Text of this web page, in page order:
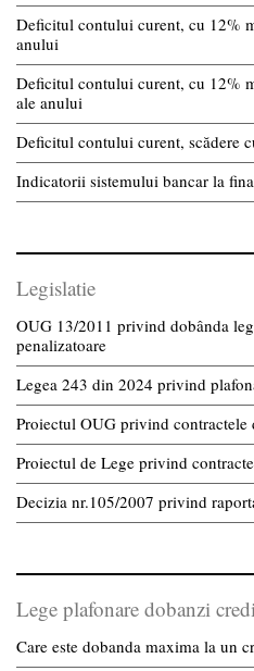
Deficitul contului curent, cu 12%
anului
Deficitul contului curent, cu 12%
ale anului
Deficitul contului curent, scădere
Indicatorii sistemului bancar la
Legislatie
OUG 13/2011 privind dobânda
penalizatoare
Legea 243 din 2024 privind
Proiectul OUG privind contractele
Proiectul de Lege privind
Decizia nr.105/2007 privind
Lege plafonare dobanzi
Care este dobanda maxima la un